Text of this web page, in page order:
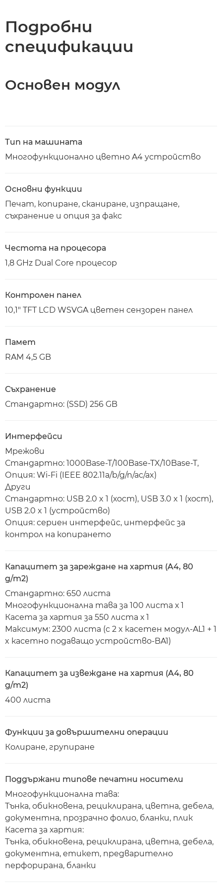
Изтегляне на PDF
Подробни
спецификации
Основен модул
Тип на машината
Многофункционално цветно A4 устройство
Основни функции
Печат, копиране, сканиране, изпращане,
съхранение и опция за факс
Честота на процесора
1,8 GHz Dual Core процесор
Контролен панел
10,1" TFT LCD WSVGA цветен сензорен панел
Памет
RAM 4,5 GB
Съхранение
Стандартно: (SSD) 256 GB
Интерфейси
Мрежови
Стандартно: 1000Base-T/100Base-TX/10Base-T,
Опция: Wi-Fi (IEEE 802.11a/b/g/n/ac/ax)
Други
Стандартно: USB 2.0 x 1 (хост), USB 3.0 x 1 (хост),
USB 2.0 x 1 (устройство)
Опция: сериен интерфейс, интерфейс за
контрол на копирането
Капацитет за зареждане на хартия (A4, 80
g/m2)
Стандартно: 650 листа
Многофункционална тава за 100 листа х 1
Касета за хартия за 550 листа х 1
Максимум: 2300 листа (с 2 x касетен модул-AL1 + 1
x касетно подаващо устройство-BA1)
Капацитет за извеждане на хартия (A4, 80
g/m2)
400 листа
Функции за довършителни операции
Колиране, групиране
Поддържани типове печатни носители
Многофункционална тава:
Тънка, обикновена, рециклирана, цветна, дебела,
документна, прозрачно фолио, бланки, плик
Касета за хартия:
Тънка, обикновена, рециклирана, цветна, дебела,
документна, етикет, предварително
перфорирана, бланки